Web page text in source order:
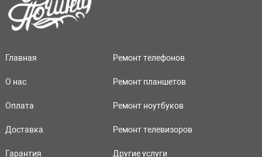
Главная
О нас
Оплата
Доставка
Гарантия
Ремонт телефонов
Ремонт планшетов
Ремонт ноутбуков
Ремонт телевизоров
Другие услуги